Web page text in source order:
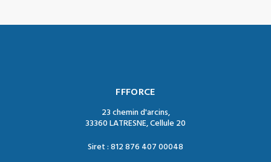
FFFORCE
23 chemin d'arcins,
33360 LATRESNE, Cellule 20
Siret : 812 876 407 00048